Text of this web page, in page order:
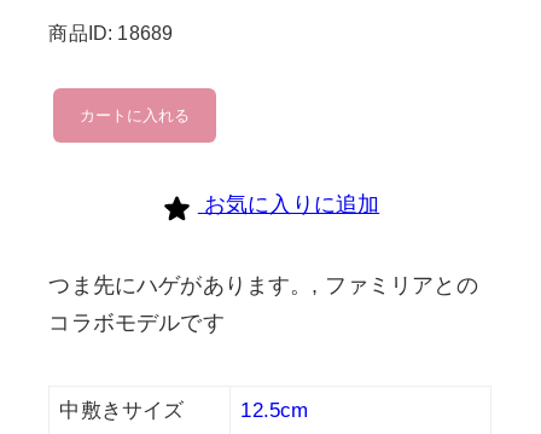
商品ID: 18689
asics
個
カートに入れる
お気に入りに追加
つま先にハゲがあります。, ファミリアとの
コラボモデルです
中敷きサイズ 12.5cm